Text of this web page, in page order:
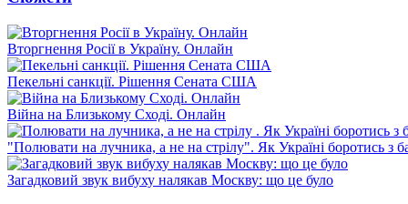
Вторгнення Росії в Україну. Онлайн
Пекельні санкції. Рішення Сената США
Війна на Близькому Сході. Онлайн
"Полювати на лучника, а не на стрілу". Як Україні боротись з
Загадковий звук вибуху налякав Москву: що це було